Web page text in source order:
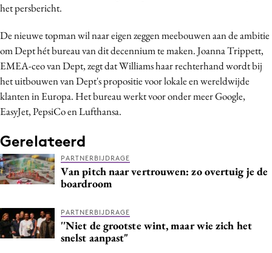
Gedragsverandering
Interne communicatie
Martech
Media
Merkstrategie
PR
Programmatic
Purpose Marketing
Reputatie & crisis
het persbericht.
De nieuwe topman wil naar eigen zeggen meebouwen aan de ambitie
om Dept hét bureau van dit decennium te maken. Joanna Trippett,
EMEA-ceo van Dept, zegt dat Williams haar rechterhand wordt bij
het uitbouwen van Dept's propositie voor lokale en wereldwijde
klanten in Europa. Het bureau werkt voor onder meer Google,
EasyJet, PepsiCo en Lufthansa.
Gerelateerd
PARTNERBIJDRAGE
Van pitch naar vertrouwen: zo overtuig je de
boardroom
PARTNERBIJDRAGE
''Niet de grootste wint, maar wie zich het
snelst aanpast"